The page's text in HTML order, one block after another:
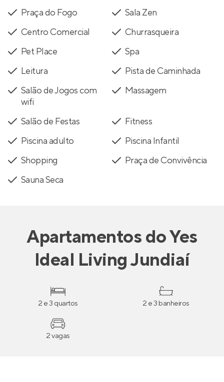
Praça do Fogo
Sala Zen
Centro Comercial
Churrasqueira
Pet Place
Spa
Leitura
Pista de Caminhada
Salão de Jogos com
wifi
Massagem
Salão de Festas
Fitness
Piscina adulto
Piscina Infantil
Shopping
Praça de Convivência
Sauna Seca
ApartamentosdoYes
Ideal Living Jundiaí
2 e 3 quartos 2 e 3 banheiros
2 vagas